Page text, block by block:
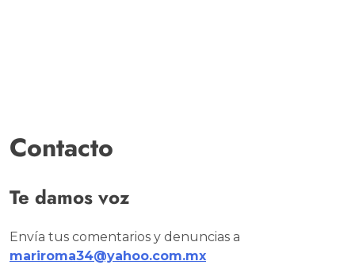
Contacto
Te damos voz
Envía tus comentarios y denuncias a
mariroma34@yahoo.com.mx